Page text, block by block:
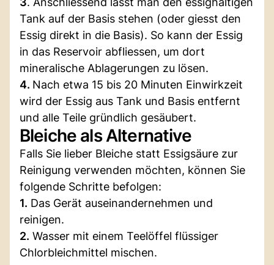
Tank auf der Basis stehen (oder giesst den
Essig direkt in die Basis). So kann der Essig
in das Reservoir abfliessen, um dort
mineralische Ablagerungen zu lösen.
4. Nach etwa 15 bis 20 Minuten Einwirkzeit
wird der Essig aus Tank und Basis entfernt
und alle Teile gründlich gesäubert.
Bleiche als Alternative
Falls Sie lieber Bleiche statt Essigsäure zur
Reinigung verwenden möchten, können Sie
folgende Schritte befolgen:
1. Das Gerät auseinandernehmen und
reinigen.
2. Wasser mit einem Teelöffel flüssiger
Chlorbleichmittel mischen.